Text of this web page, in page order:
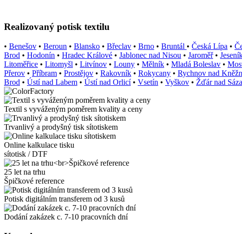
Realizovaný potisk textilu
• Benešov • Beroun • Blansko • Břeclav • Brno • Bruntál • Česká Lípa •
Brod • Hodonín • Hradec Králové • Jablonec nad Nisou • Jaroměř•
Litoměřice • Litomyšl • Litvínov • Louny • Mělník • Mladá Boleslav •
Přerov • Příbram • Prostějov • Rakovník • Rokycany • Rychnov nad
Brod • Ústí nad Labem • Ústí nad Orlicí• Vsetín • Vyškov • Žďár nad
Textil s vyváženým poměrem kvality a ceny
Trvanlivý a prodyšný tisk sítotiskem
Online kalkulace tisku
sítotisk / DTF
25 let na trhu
Špičkové reference
Potisk digitálním transferem od 3 kusů
Dodání zakázek c. 7-10 pracovních dní